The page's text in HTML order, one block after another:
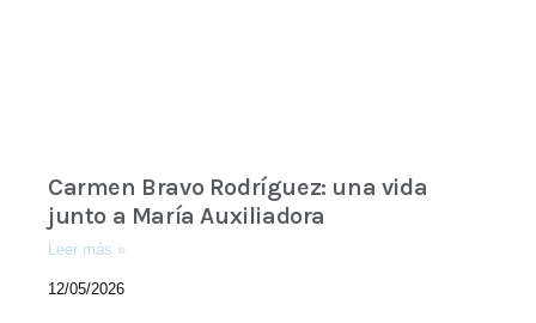
Carmen Bravo Rodríguez: una vida
junto a María Auxiliadora
Leer más »
12/05/2026